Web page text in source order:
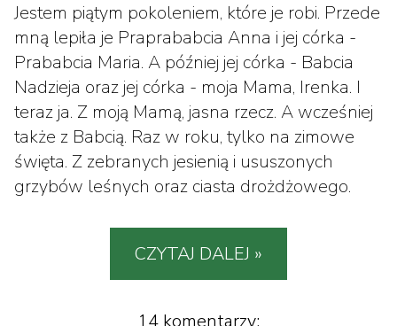
Jestem piątym pokoleniem, które je robi. Przede
mną lepiła je Praprababcia Anna i jej córka -
Prababcia Maria. A później jej córka - Babcia
Nadzieja oraz jej córka - moja Mama, Irenka. I
teraz ja. Z moją Mamą, jasna rzecz. A wcześniej
także z Babcią. Raz w roku, tylko na zimowe
święta. Z zebranych jesienią i ususzonych
grzybów leśnych oraz ciasta drożdżowego.
CZYTAJ DALEJ »
14 komentarzy: